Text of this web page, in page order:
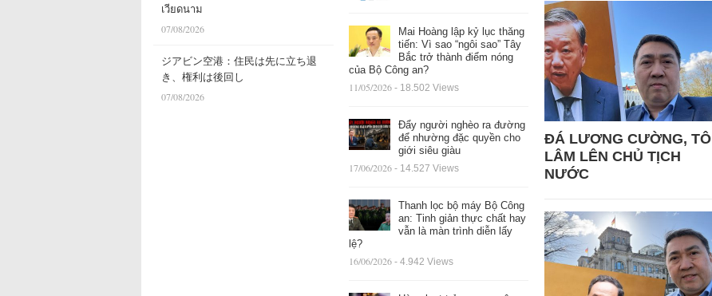
เวียดนาม
07/08/2026
ジアビン空港：住民は先に立ち退
き、権利は後回し
07/08/2026
Mai Hoàng lập kỷ lục thăng
tiến: Vì sao “ngôi sao” Tây
Bắc trở thành điểm nóng
của Bộ Công an?
11/05/2026 - 18.502 Views
Đẩy người nghèo ra đường
để nhường đặc quyền cho
giới siêu giàu
17/06/2026 - 14.527 Views
Thanh lọc bộ máy Bộ Công
an: Tinh giản thực chất hay
vẫn là màn trình diễn lấy
lệ?
16/06/2026 - 4.942 Views
ĐÁ LƯƠNG CƯỜNG, TÔ
LÂM LÊN CHỦ TỊCH
NƯỚC